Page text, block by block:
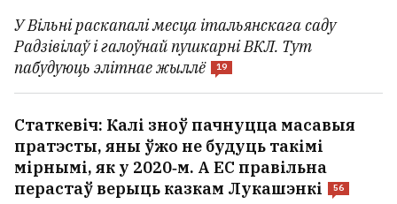
У Вільні раскапалі месца італьянскага саду
Радзівілаў і галоўнай пушкарні ВКЛ. Тут
пабудуюць элітнае жыллё
19
Статкевіч: Калі зноў пачнуцца масавыя
пратэсты, яны ўжо не будуць такімі
мірнымі, як у 2020‑м. А ЕС правільна
перастаў верыць казкам Лукашэнкі
56